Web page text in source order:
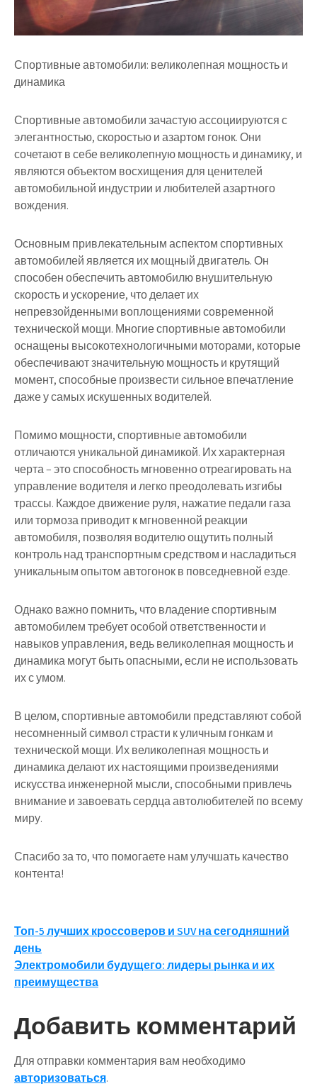
Спортивные автомобили: великолепная мощность и
динамика
Спортивные автомобили зачастую ассоциируются с
элегантностью, скоростью и азартом гонок. Они
сочетают в себе великолепную мощность и динамику, и
являются объектом восхищения для ценителей
автомобильной индустрии и любителей азартного
вождения.
Основным привлекательным аспектом спортивных
автомобилей является их мощный двигатель. Он
способен обеспечить автомобилю внушительную
скорость и ускорение, что делает их
непревзойденными воплощениями современной
технической мощи. Многие спортивные автомобили
оснащены высокотехнологичными моторами, которые
обеспечивают значительную мощность и крутящий
момент, способные произвести сильное впечатление
даже у самых искушенных водителей.
Помимо мощности, спортивные автомобили
отличаются уникальной динамикой. Их характерная
черта – это способность мгновенно отреагировать на
управление водителя и легко преодолевать изгибы
трассы. Каждое движение руля, нажатие педали газа
или тормоза приводит к мгновенной реакции
автомобиля, позволяя водителю ощутить полный
контроль над транспортным средством и насладиться
уникальным опытом автогонок в повседневной езде.
Однако важно помнить, что владение спортивным
автомобилем требует особой ответственности и
навыков управления, ведь великолепная мощность и
динамика могут быть опасными, если не использовать
их с умом.
В целом, спортивные автомобили представляют собой
несомненный символ страсти к уличным гонкам и
технической мощи. Их великолепная мощность и
динамика делают их настоящими произведениями
искусства инженерной мысли, способными привлечь
внимание и завоевать сердца автолюбителей по всему
миру.
Спасибо за то, что помогаете нам улучшать качество
контента!
Навигация
по
записям
Топ-5 лучших кроссоверов и SUV на сегодняшний
день
Электромобили будущего: лидеры рынка и их
преимущества
Добавить комментарий
Для отправки комментария вам необходимо
авторизоваться.